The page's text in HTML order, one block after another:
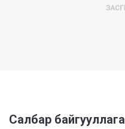
Салбар байгууллага